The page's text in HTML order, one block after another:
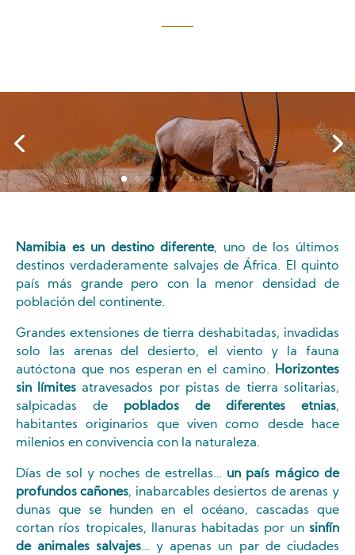
Namibia es un destino diferente, uno de los últimos
destinos verdaderamente salvajes de África. El quinto
país más grande pero con la menor densidad de
población del continente.
Grandes extensiones de tierra deshabitadas, invadidas
solo las arenas del desierto, el viento y la fauna
autóctona que nos esperan en el camino. Horizontes
sin límites atravesados por pistas de tierra solitarias,
salpicadas de poblados de diferentes etnias,
habitantes originarios que viven como desde hace
milenios en convivencia con la naturaleza.
Días de sol y noches de estrellas… un país mágico de
profundos cañones, inabarcables desiertos de arenas y
dunas que se hunden en el océano, cascadas que
cortan ríos tropicales, llanuras habitadas por un sinfín
de animales salvajes… y apenas un par de ciudades